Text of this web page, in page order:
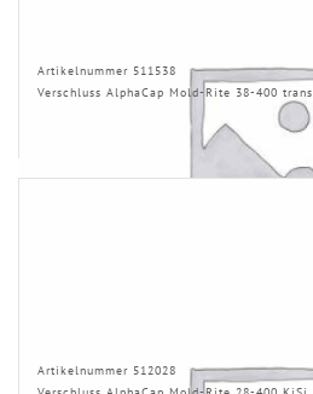
Artikelnummer 511538
Verschluss AlphaCap Mold-Rite 38-400 trans
Artikelnummer 512028